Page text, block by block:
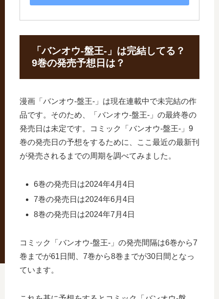
「バンオウ-盤王-」は完結してる？
9巻の発売予想日は？
漫画「バンオウ-盤王-」は現在連載中で未完結の作
品です。そのため、「バンオウ-盤王-」の最終巻の
発売日は未定です。コミック「バンオウ-盤王-」9
巻の発売日の予想をするために、ここ最近の最新刊
が発売されるまでの周期を調べてみました。
6巻の発売日は2024年4月4日
7巻の発売日は2024年6月4日
8巻の発売日は2024年7月4日
コミック「バンオウ-盤王-」の発売間隔は6巻から7
巻までが61日間、7巻から8巻までが30日間となっ
ています。